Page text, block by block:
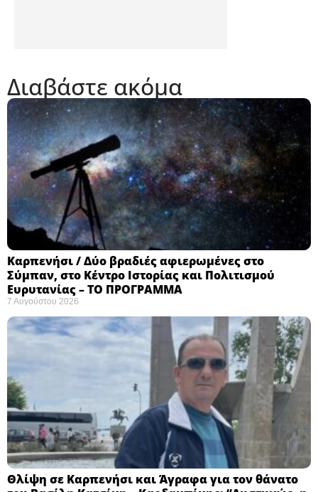
Διαβάστε ακόμα
Καρπενήσι / Δύο βραδιές αφιερωμένες στο
Σύμπαν, στο Κέντρο Ιστορίας και Πολιτισμού
Ευρυτανίας – ΤΟ ΠΡΟΓΡΑΜΜΑ
7 Αυγούστου 2026
Θλίψη σε Καρπενήσι και Άγραφα για τον θάνατο